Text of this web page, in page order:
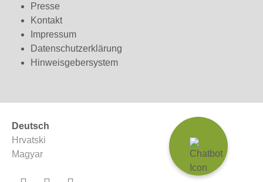
Presse
Kontakt
Impressum
Datenschutzerklärung
Hinweisgebersystem
Deutsch
Hrvatski
Magyar